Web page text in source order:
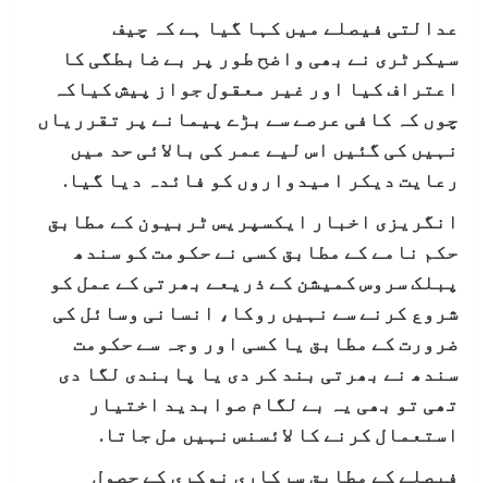
عدالتی فیصلے میں کہا گیا ہے کہ چیف
سیکرٹری نے بھی واضح طور پر بے ضابطگی کا
اعتراف کیا اور غیر معقول جواز پیش کیاکہ
چوں کہ کافی عرصے سے بڑے پیمانے پر تقرریاں
نہیں کی گئیں اس لیے عمر کی بالائی حد میں
رعایت دیکر امیدواروں کو فائدہ دیا گیا.
انگریزی اخبار ایکسپریس ٹربیون کے مطابق
حکم نامے کے مطابق کسی نے حکومت کو سندھ
پبلک سروس کمیشن کے ذریعے بھرتی کے عمل کو
شروع کرنے سے نہیں روکا، انسانی وسائل کی
ضرورت کے مطابق یا کسی اور وجہ سے حکومت
سندھ نے بھرتی بند کر دی یا پابندی لگا دی
تھی تو بھی یہ بے لگام صوابدید اختیار
استعمال کرنے کا لائسنس نہیں مل جاتا.
فیصلے کے مطابق سرکاری نوکری کے حصول